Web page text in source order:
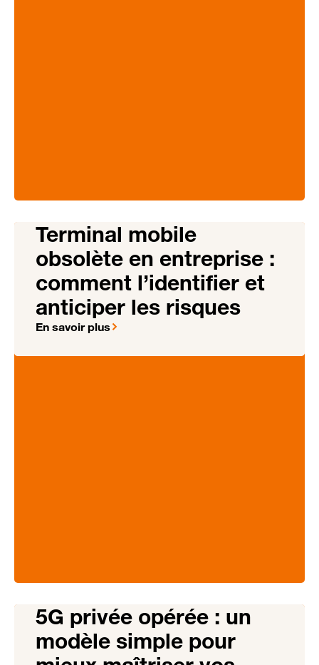
Terminal mobile
obsolète en entreprise :
comment l’identifier et
anticiper les risques
En savoir plus
5G privée opérée : un
modèle simple pour